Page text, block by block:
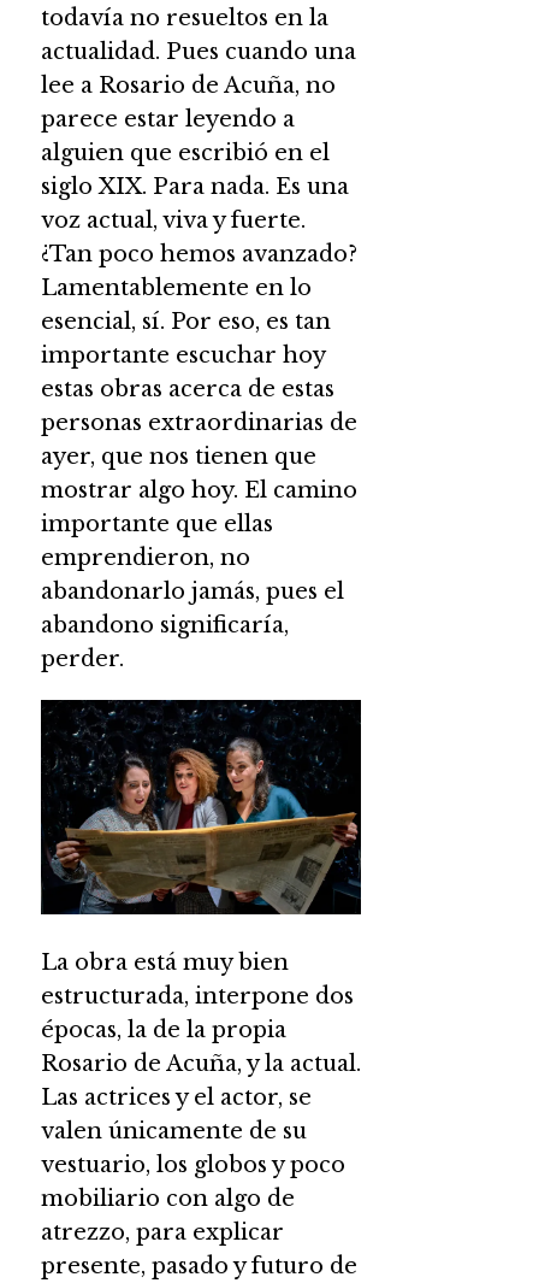
todavía no resueltos en la
actualidad. Pues cuando una
lee a Rosario de Acuña, no
parece estar leyendo a
alguien que escribió en el
siglo XIX. Para nada. Es una
voz actual, viva y fuerte.
¿Tan poco hemos avanzado?
Lamentablemente en lo
esencial, sí. Por eso, es tan
importante escuchar hoy
estas obras acerca de estas
personas extraordinarias de
ayer, que nos tienen que
mostrar algo hoy. El camino
importante que ellas
emprendieron, no
abandonarlo jamás, pues el
abandono significaría,
perder.
La obra está muy bien
estructurada, interpone dos
épocas, la de la propia
Rosario de Acuña, y la actual.
Las actrices y el actor, se
valen únicamente de su
vestuario, los globos y poco
mobiliario con algo de
atrezzo, para explicar
presente, pasado y futuro de